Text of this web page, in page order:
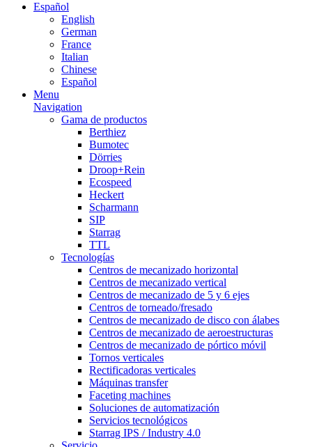
Español
English
German
France
Italian
Chinese
Español
Menu
Navigation
Gama de productos
Berthiez
Bumotec
Dörries
Droop+Rein
Ecospeed
Heckert
Scharmann
SIP
Starrag
TTL
Tecnologías
Centros de mecanizado horizontal
Centros de mecanizado vertical
Centros de mecanizado de 5 y 6 ejes
Centros de torneado/fresado
Centros de mecanizado de disco con álabes
Centros de mecanizado de aeroestructuras
Centros de mecanizado de pórtico móvil
Tornos verticales
Rectificadoras verticales
Máquinas transfer
Faceting machines
Soluciones de automatización
Servicios tecnológicos
Starrag IPS / Industry 4.0